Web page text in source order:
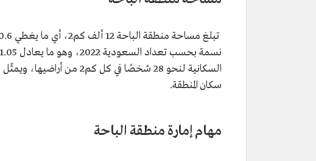
سكان المنطقة.
مهام إمارة منطقة الباحة